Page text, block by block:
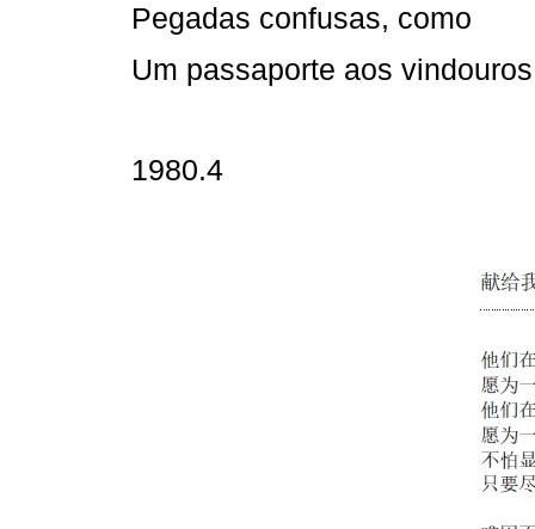
Pegadas confusas, como
Um passaporte aos
1980.4